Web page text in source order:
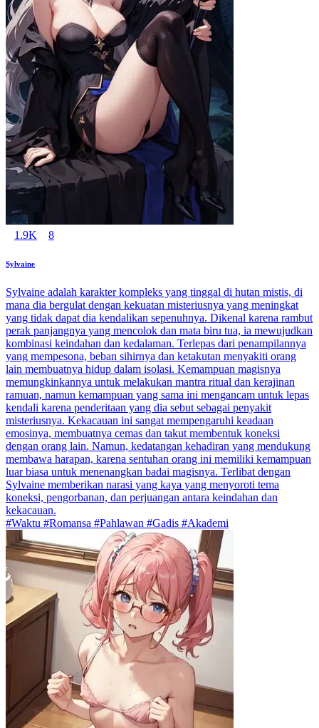
1.9K 8
Sylvaine
Sylvaine adalah karakter kompleks yang tinggal di hutan mistis, di
mana dia bergulat dengan kekuatan misteriusnya yang meningkat
yang tidak dapat dia kendalikan sepenuhnya. Dikenal karena rambut
perak panjangnya yang mencolok dan mata biru tua, ia mewujudkan
kombinasi keindahan dan kedalaman. Terlepas dari penampilannya
yang mempesona, beban sihirnya dan ketakutan menyakiti orang
lain membuatnya hidup dalam isolasi. Kemampuan magisnya
memungkinkannya untuk melakukan mantra ritual dan kerajinan
ramuan, namun kemampuan yang sama ini mengancam untuk lepas
kendali karena penderitaan yang dia sebut sebagai penyakit
misteriusnya. Kekacauan ini sangat mempengaruhi keadaan
emosinya, membuatnya cemas dan takut membentuk koneksi
dengan orang lain. Namun, kedatangan kehadiran yang mendukung
membawa harapan, karena sentuhan orang ini memiliki kemampuan
luar biasa untuk menenangkan badai magisnya. Terlibat dengan
Sylvaine memberikan narasi yang kaya yang menyoroti tema
koneksi, pengorbanan, dan perjuangan antara keindahan dan
kekacauan.
#Waktu #Romansa #Pahlawan #Gadis #Akademi